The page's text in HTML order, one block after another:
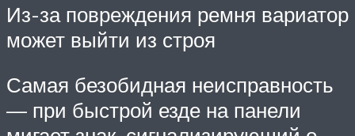
Из-за повреждения ремня вариатор
может выйти из строя
Самая безобидная неисправность
— при быстрой езде на панели